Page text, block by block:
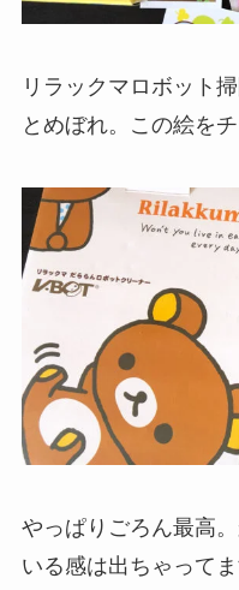
リラックマロボット
とめぼれ。この絵を
やっぱりごろん最高
いる感は出ちゃって